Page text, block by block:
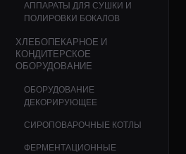
АППАРАТЫ ДЛЯ СУШКИ И
ПОЛИРОВКИ БОКАЛОВ
ХЛЕБОПЕКАРНОЕ И
КОНДИТЕРСКОЕ
ОБОРУДОВАНИЕ
ОБОРУДОВАНИЕ
ДЕКОРИРУЮЩЕЕ
СИРОПОВАРОЧНЫЕ КОТЛЫ
ФЕРМЕНТАЦИОННЫЕ